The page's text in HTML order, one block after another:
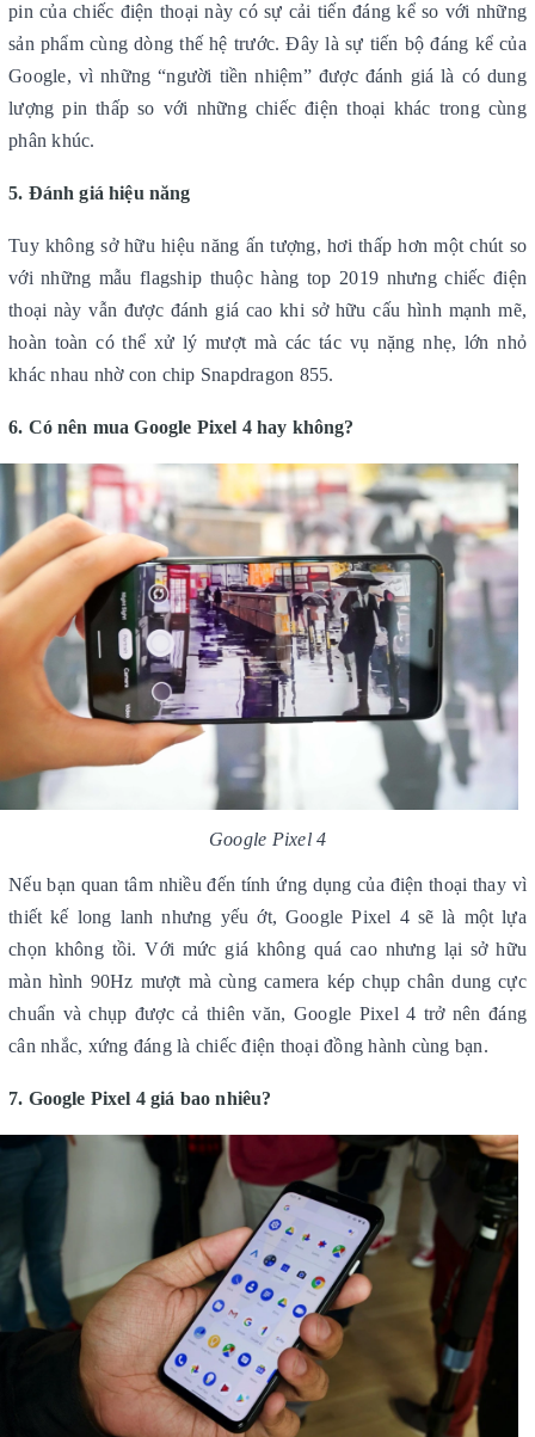
pin của chiếc điện thoại này có sự cải tiến đáng kể so với những
sản phẩm cùng dòng thế hệ trước. Đây là sự tiến bộ đáng kể của
Google, vì những “người tiền nhiệm” được đánh giá là có dung
lượng pin thấp so với những chiếc điện thoại khác trong cùng
phân khúc.
5. Đánh giá hiệu năng
Tuy không sở hữu hiệu năng ấn tượng, hơi thấp hơn một chút so
với những mẫu flagship thuộc hàng top 2019 nhưng chiếc điện
thoại này vẫn được đánh giá cao khi sở hữu cấu hình mạnh mẽ,
hoàn toàn có thể xử lý mượt mà các tác vụ nặng nhẹ, lớn nhỏ
khác nhau nhờ con chip Snapdragon 855.
6. Có nên mua Google Pixel 4 hay không?
Google Pixel 4
Nếu bạn quan tâm nhiều đến tính ứng dụng của điện thoại thay vì
thiết kế long lanh nhưng yếu ớt, Google Pixel 4 sẽ là một lựa
chọn không tồi. Với mức giá không quá cao nhưng lại sở hữu
màn hình 90Hz mượt mà cùng camera kép chụp chân dung cực
chuẩn và chụp được cả thiên văn, Google Pixel 4 trở nên đáng
cân nhắc, xứng đáng là chiếc điện thoại đồng hành cùng bạn.
7. Google Pixel 4 giá bao nhiêu?